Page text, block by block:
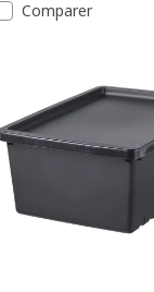
Comparer